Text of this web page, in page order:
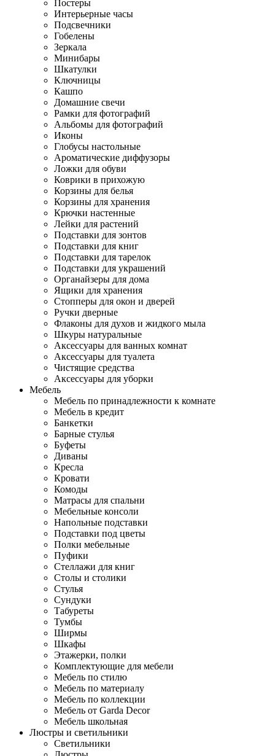
Постеры
Интерьерные часы
Подсвечники
Гобелены
Зеркала
Минибары
Шкатулки
Ключницы
Кашпо
Домашние свечи
Рамки для фотографий
Альбомы для фотографий
Иконы
Глобусы настольные
Ароматические диффузоры
Ложки для обуви
Коврики в прихожую
Корзины для белья
Корзины для хранения
Крючки настенные
Лейки для растений
Подставки для зонтов
Подставки для книг
Подставки для тарелок
Подставки для украшений
Органайзеры для дома
Ящики для хранения
Стопперы для окон и дверей
Ручки дверные
Флаконы для духов и жидкого мыла
Шкуры натуральные
Аксессуары для ванных комнат
Аксессуары для туалета
Чистящие средства
Аксессуары для уборки
Мебель
Мебель по принадлежности к комнате
Мебель в кредит
Банкетки
Барные стулья
Буфеты
Диваны
Кресла
Кровати
Комоды
Матрасы для спальни
Мебельные консоли
Напольные подставки
Подставки под цветы
Полки мебельные
Пуфики
Стеллажи для книг
Столы и столики
Стулья
Сундуки
Табуреты
Тумбы
Ширмы
Шкафы
Этажерки, полки
Комплектующие для мебели
Мебель по стилю
Мебель по материалу
Мебель по коллекции
Мебель от Garda Decor
Мебель школьная
Люстры и светильники
Светильники